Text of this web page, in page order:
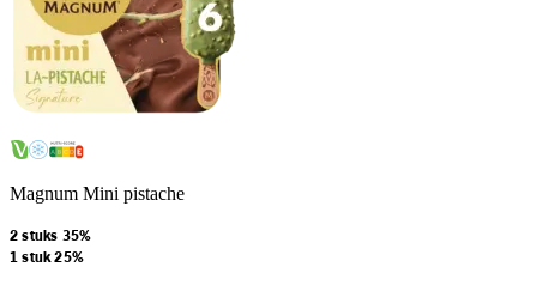
Magnum Mini pistache
2 stuks 35%
1 stuk 25%